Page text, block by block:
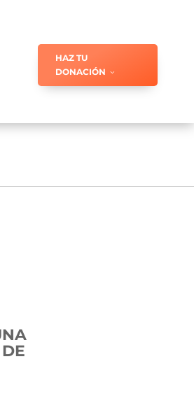
HAZ TU
DONACIÓN